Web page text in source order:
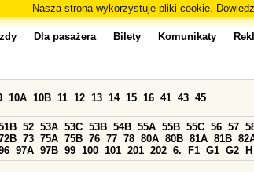
Nasza strona wykorzystuje pliki cookie.
Dla pasażera Bilety Komunikaty
10A 10B 11 12 13 14 15 16 41 43 45
52 53A 53C 53B 54B 55A 55B 55C 56 57
73 75A 75B 76 77 78 80A 80B 81A 81B
97A 97B 99 100 101 201 202 6. F1 G1 G2 H